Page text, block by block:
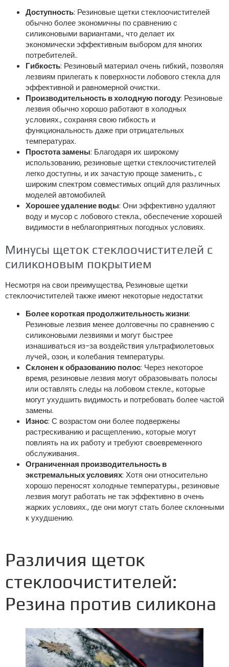
Доступность: Резиновые щетки стеклоочистителей
обычно более экономичны по сравнению с
силиконовыми вариантами., что делает их
экономически эффективным выбором для многих
потребителей..
Гибкость: Резиновый материал очень гибкий., позволяя
лезвиям прилегать к поверхности лобового стекла для
эффективной и равномерной очистки..
Производительность в холодную погоду: Резиновые
лезвия обычно хорошо работают в холодных
условиях., сохраняя свою гибкость и
функциональность даже при отрицательных
температурах.
Простота замены: Благодаря их широкому
использованию, резиновые щетки стеклоочистителей
легко доступны, и их зачастую проще заменить., с
широким спектром совместимых опций для различных
моделей автомобилей.
Хорошее удаление воды: Они эффективно удаляют
воду и мусор с лобового стекла., обеспечение хорошей
видимости в неблагоприятных погодных условиях.
Минусы щеток стеклоочистителей с
силиконовым покрытием
Несмотря на свои преимущества, Резиновые щетки
стеклоочистителей также имеют некоторые недостатки:
Более короткая продолжительность жизни:
Резиновые лезвия менее долговечны по сравнению с
силиконовыми лезвиями и могут быстрее
изнашиваться из-за воздействия ультрафиолетовых
лучей., озон, и колебания температуры.
Склонен к образованию полос: Через некоторое
время, резиновые лезвия могут образовывать полосы
или оставлять следы на лобовом стекле., которые
могут ухудшить видимость и потребовать более частой
замены.
Износ: С возрастом они более подвержены
растрескиванию и расщеплению., которые могут
повлиять на их работу и требуют своевременного
обслуживания..
Ограниченная производительность в
экстремальных условиях: Хотя они относительно
хорошо переносят холодные температуры., резиновые
лезвия могут работать не так эффективно в очень
жарких условиях., где они могут стать более склонными
к ухудшению.
Различия щеток
стеклоочистителей:
Резина против силикона